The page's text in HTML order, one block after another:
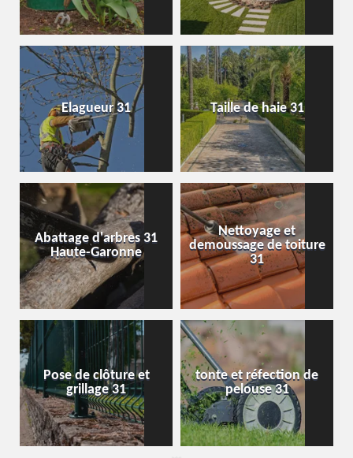
Elagueur 31 Taille de haie 31
Abattage d'arbres 31
Haute-Garonne
Nettoyage et
demoussage de toiture
31
Pose de clôture et
grillage 31
tonte et réfection de
pelouse 31